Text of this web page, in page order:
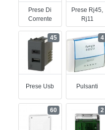
Prese Di
Corrente
Prese Rj45,
Rj11
Prese Usb
45
Pulsanti
4
60 2